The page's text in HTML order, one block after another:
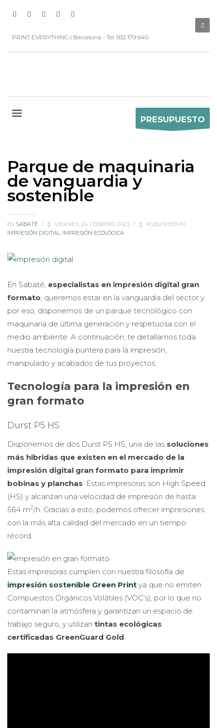
PRINT EVERYTHING | Barcelona - Tel. 932 179 640
PRESUPUESTO
Parque de maquinaria
de vanguardia y
sostenible
BY SABATÉ / VIERNES, 24 FEBRERO 2023 /
PUBLISHED IN
IMPRESIÓN DIGITAL, IMPRESIÓN ECOLÓGICA
En Sabaté, especialistas en impresión digital gran
formato , queremos estar en la vanguardia del sector y
por eso, disponemos de un parque tecnológico con
maquinaria de última generación y respetuosa con el
medio ambiente. A continuación, te detallamos toda
nuestra tecnología puntera para la impresión,
manipulado y acabados de tus proyectos.
Tecnología para la impresión en
gran formato
Durst P5 HS
Disponemos de dos Durst P5 HS, una de las soluciones
más hibridas que existen en el mercado de la
impresión digital gran formato para imprimir
bobinas y planchas . Estas impresoras son High Speed
(HS) y alcanzan una velocidad de impresión de hasta
564 m2/h. Gracias a esto, podemos ofrecer impresiones
con la más alta calidad del mercado en un tiempo
récord.
Estas impresoras cumplen con nuestra filosofía de
impresión sostenible Green Print ya que no emiten
Compuestos Orgánicos Volátiles (VOC’s), por lo que no
contaminan la atmósfera y garantizan un espacio de
trabajo seguro, y utilizan tintas ecológicas
certificadas GreenGuard Gold